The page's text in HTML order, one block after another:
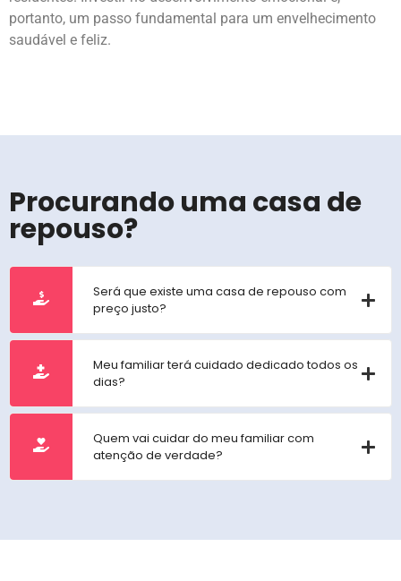
portanto, um passo fundamental para um envelhecimento
saudável e feliz.
Procurando uma casa de
repouso?
Será que existe uma casa de repouso com
preço justo?
Meu familiar terá cuidado dedicado todos os
dias?
Quem vai cuidar do meu familiar com
atenção de verdade?